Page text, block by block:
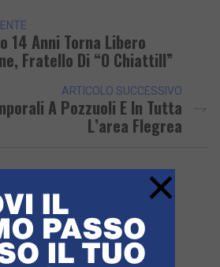
14 Anni Torna Libero
Fratello Di “o Chiattill”
ARTICOLO SUCCESSIVO
A Pozzuoli E In Tutta
L’area Flegrea
×